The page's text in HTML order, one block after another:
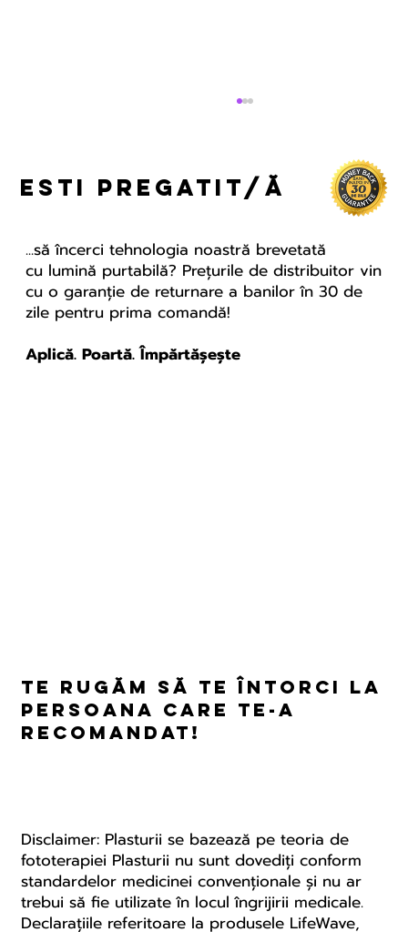
Melatonina: mult mai
somnulu
esti pregatit/ă
...să încerci tehnologia noastră brevetată
cu lumină purtabilă? Prețurile de distribuitor vin
cu o garanție de returnare a banilor în 30 de
zile pentru prima comandă!
Aplică. Poartă. Împărtășește
Te rugăm să te întorci la
persoana care te-a
recomandat!
Disclaimer: Plasturii se bazează pe teoria de
fototerapiei Plasturii nu sunt dovediți conform
standardelor medicinei convenționale și nu ar
trebui să fie utilizate în locul îngrijirii medicale.
Declarațiile referitoare la produsele LifeWave,